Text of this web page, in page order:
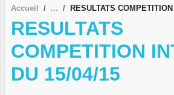
Accueil RESULTATS
RESULTATS
COMPETITION
DU 15/04/15